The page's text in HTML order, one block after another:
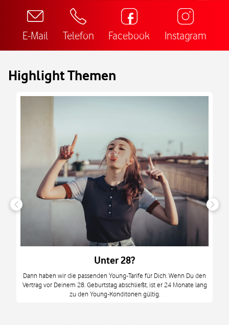
E-Mail Telefon Facebook Instagram
Highlight Themen
Unter 28?
Dann haben wir die passenden Young-Tarife für Dich. Wenn Du den
Vertrag vor Deinem 28. Geburtstag abschließt, ist er 24 Monate lang
zu den Young-Konditonen gültig.